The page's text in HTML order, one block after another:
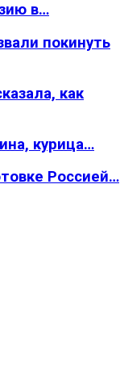
в…
покинуть
как
курица…
Россией…